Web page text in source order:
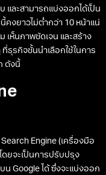
ละสามารถแบ่งออกได้เป็น
คงยาวไม่ต่ำกว่า 10 หน้าแน่
ห็นภาพชัดเจน และสร้าง
ธุรกิจชั้นนำเลือกใช้ในการ
ดังนี้
Engine (เครื่องมือ
ดยจะเป็นการปรับปรุง
น Google ได้ ซึ่งจะแบ่งออก